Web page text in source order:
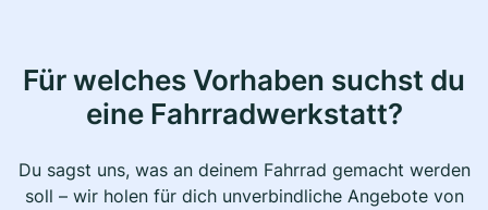
Für welches Vorhaben suchst du
eine Fahrradwerkstatt?
Du sagst uns, was an deinem Fahrrad gemacht werden
soll – wir holen für dich unverbindliche Angebote von